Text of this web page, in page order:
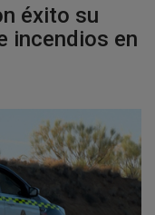
éxito su
incendios en